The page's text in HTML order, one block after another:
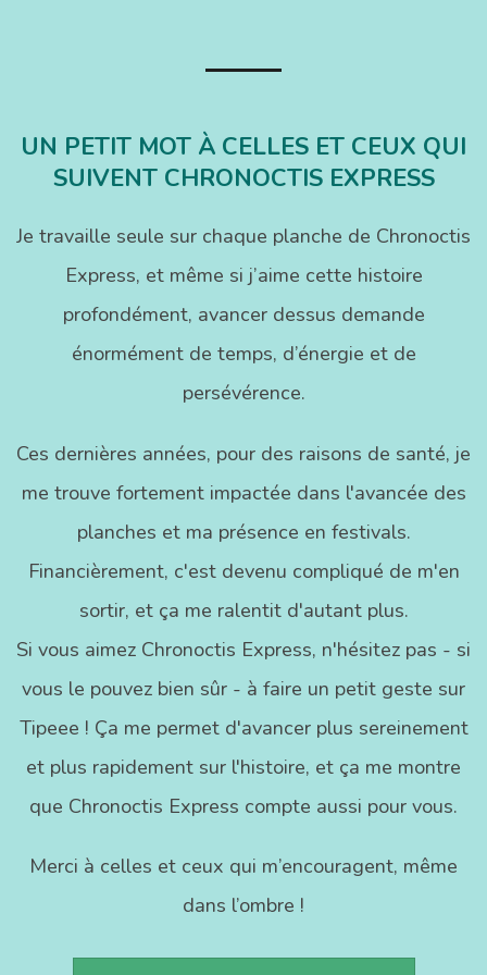
UN PETIT MOT À CELLES ET CEUX QUI
SUIVENT CHRONOCTIS EXPRESS
Je travaille seule sur chaque planche de Chronoctis
Express, et même si j’aime cette histoire
profondément, avancer dessus demande
énormément de temps, d’énergie et de
persévérence.
Ces dernières années, pour des raisons de santé, je
me trouve fortement impactée dans l'avancée des
planches et ma présence en festivals.
Financièrement, c'est devenu compliqué de m'en
sortir, et ça me ralentit d'autant plus.
Si vous aimez Chronoctis Express, n'hésitez pas - si
vous le pouvez bien sûr - à faire un petit geste sur
Tipeee ! Ça me permet d'avancer plus sereinement
et plus rapidement sur l'histoire, et ça me montre
que Chronoctis Express compte aussi pour vous.
Merci à celles et ceux qui m’encouragent, même
dans l’ombre !